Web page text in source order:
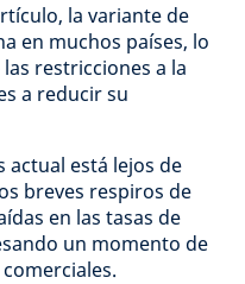
la variante de
en muchos países, lo
restricciones a la
a reducir su
actual está lejos de
breves respiros de
en las tasas de
un momento de